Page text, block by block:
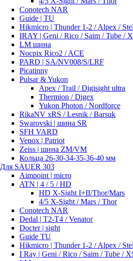
Conotech NAR
Guide | TU
Hikmicro | Thunder 1-2 / Alpex /
IRAY | Geni / Rico / Saim / Tube /
LM шина
Nocpix Rico2 / ACE
PARD | SA/NV008/S/LRF
Picatinny
Pulsar & Yukon
Apex / Trail / Digisight ultra
Thermion / Digex
Yukon Photon / Nordforce
RikaNV xRS / Lesnik / Barsuk
Swarovski | шина SR
SFH VARD
Venox | Patriot
Zeiss | шина ZM/VM
Кольца 26-30-34-35-36-40 мм
Для SAUER 303
Aimpoint | micro
ATN | 4 / 5 / HD
HD X-Sight I+II/Thor/Mars
4/5 X-Sight / Mars / Thor
Conotech NAR
Dedal | T2-T4 / Venator
Docter | sight
Guide TU
Hikmicro | Thunder 1-2 / Alpex /
I Ray | Geni / Rico / Saim / Tube /